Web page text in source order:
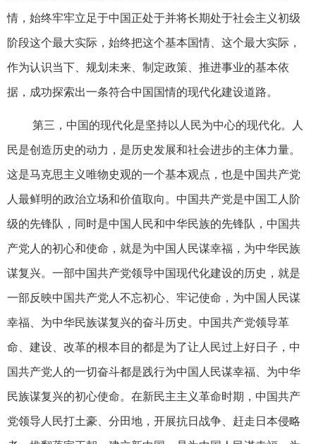
情，始终牢牢立足于中国正处于并将长期处于社会主义初级
阶段这个最大实际，始终把这个基本国情、这个最大实际，
作为认识当下、规划未来、制定政策、推进事业的基本依
据，成功探索出一条符合中国国情的现代化建设道路。
第三，中国的现代化是坚持以人民为中心的现代化。人
民是创造历史的动力，是历史发展和社会进步的主体力量。
这是马克思主义唯物史观的一个基本观点，也是中国共产党
人最鲜明的政治立场和价值取向。中国共产党是中国工人阶
级的先锋队，同时是中国人民和中华民族的先锋队，中国共
产党人的初心和使命，就是为中国人民谋幸福，为中华民族
谋复兴。一部中国共产党领导中国现代化建设的历史，就是
一部反映中国共产党人不忘初心、牢记使命，为中国人民谋
幸福、为中华民族谋复兴的奋斗历史。中国共产党领导革
命、建设、改革的根本目的都是为了让人民过上好日子，中
国共产党人的一切奋斗都是践行为中国人民谋幸福、为中华
民族谋复兴的初心使命。在新民主主义革命时期，中国共产
党领导人民打土豪、分田地，开展抗日战争、赶走日本侵略